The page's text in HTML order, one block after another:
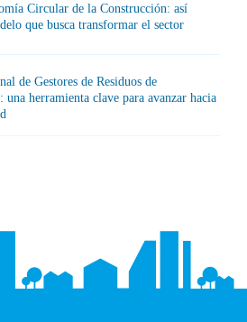
Circular de la Construcción: así
que busca transformar el sector
de Gestores de Residuos de
una herramienta clave para avanzar hacia